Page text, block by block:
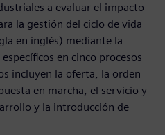
a evaluar el impacto
la gestión del ciclo de vida
en inglés) mediante la
en cinco procesos
incluyen la oferta, la orden
en marcha, el servicio y
y la introducción de